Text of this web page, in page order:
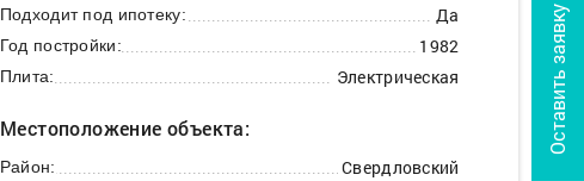
Оставить заявку
Подходит под ипотеку: Да
Год постройки: 1982
Плита: Электрическая
Местоположение объекта:
Район: Свердловский